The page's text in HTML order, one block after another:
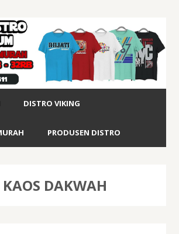
DISTRO VIKING
PRODUSEN DISTRO
KAOS DAKWAH